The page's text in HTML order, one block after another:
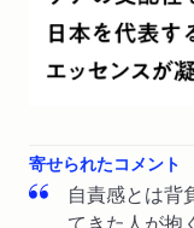
価値を利用する支配
３ 幸せでいる義務
４ とりかえしはつく
子どもの恐怖／子ど
が許せない気持ち
毎日新聞「ブックウ
寄せられたコメント
自責感とは背